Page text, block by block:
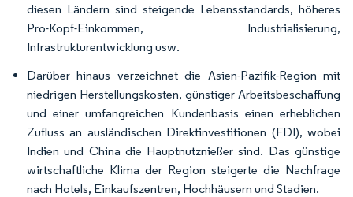
diesen Ländern sind steigende Lebensstandards, höheres
Pro-Kopf-Einkommen, Industrialisierung,
Infrastrukturentwicklung usw.
Darüber hinaus verzeichnet die Asien-Pazifik-Region mit
niedrigen Herstellungskosten, günstiger Arbeitsbeschaffung
und einer umfangreichen Kundenbasis einen erheblichen
Zufluss an ausländischen Direktinvestitionen (FDI), wobei
Indien und China die Hauptnutznießer sind. Das günstige
wirtschaftliche Klima der Region steigerte die Nachfrage
nach Hotels, Einkaufszentren, Hochhäusern und Stadien.